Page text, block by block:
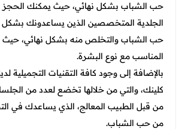
حب الشباب بشكل نهائي، حيث يمكنك الحجز
الجلدية المتخصصين الذين يساعدونك بشكل
حب الشباب والتخلص منه بشكل نهائي، حيث
المناسب مع نوع البشرة.
بالإضافة إلى وجود كافة التقنيات التجميلية
كلينك، والتي من خلالها تخضع لعدد من
من قبل الطبيب المعالج، الذي يساعدك في
من حب الشباب.